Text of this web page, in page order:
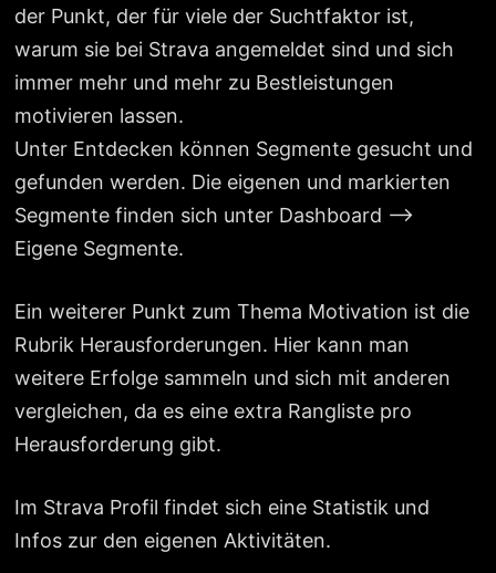
der Punkt, der für viele der Suchtfaktor ist,
warum sie bei Strava angemeldet sind und sich
immer mehr und mehr zu Bestleistungen
motivieren lassen.
Unter Entdecken können Segmente gesucht und
gefunden werden. Die eigenen und markierten
Segmente finden sich unter Dashboard –>
Eigene Segmente.
Ein weiterer Punkt zum Thema Motivation ist die
Rubrik Herausforderungen. Hier kann man
weitere Erfolge sammeln und sich mit anderen
vergleichen, da es eine extra Rangliste pro
Herausforderung gibt.
Im Strava Profil findet sich eine Statistik und
Infos zur den eigenen Aktivitäten.